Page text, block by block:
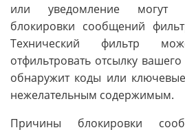
или уведомление могут
блокировки сообщений
Технический фильтр
отфильтровать отсылку
обнаружит коды или
нежелательным содержимым.
Причины блокировки